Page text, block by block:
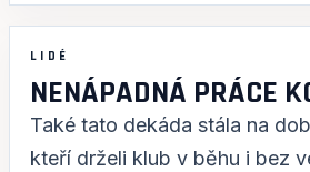
LIDÉ
NENÁPADNÁ PRÁCE
Také tato dekáda stála na
kteří drželi klub v běhu i bez